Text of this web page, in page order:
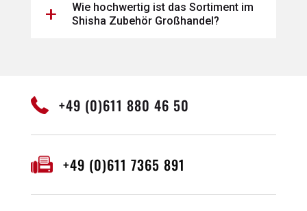
Wie hochwertig ist das Sortiment im
Shisha Zubehör Großhandel?
+49 (0)611 880 46 50
+49 (0)611 7365 891